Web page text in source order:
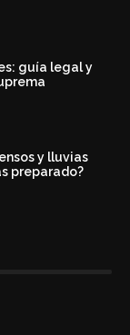
guía legal y
y lluvias
preparado?